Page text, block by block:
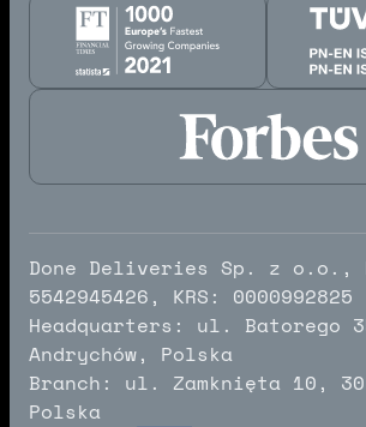
Done Deliveries Sp. z o.o.,
5542945426, KRS: 0000992825
Headquarters: ul. Batorego
Andrychów, Polska
Branch: ul. Zamknięta 10,
Polska